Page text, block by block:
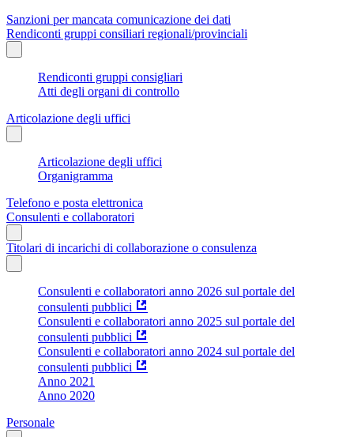
Sanzioni per mancata comunicazione dei dati
Rendiconti gruppi consiliari regionali/provinciali
Rendiconti gruppi consigliari
Atti degli organi di controllo
Articolazione degli uffici
Articolazione degli uffici
Organigramma
Telefono e posta elettronica
Consulenti e collaboratori
Titolari di incarichi di collaborazione o consulenza
Consulenti e collaboratori anno 2026 sul portale del
consulenti pubblici
Consulenti e collaboratori anno 2025 sul portale del
consulenti pubblici
Consulenti e collaboratori anno 2024 sul portale del
consulenti pubblici
Anno 2021
Anno 2020
Personale